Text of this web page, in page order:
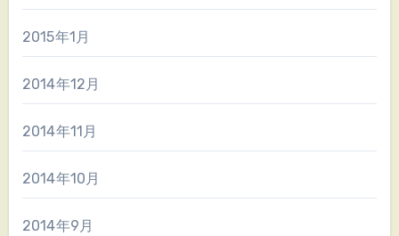
2015年1月
2014年12月
2014年11月
2014年10月
2014年9月